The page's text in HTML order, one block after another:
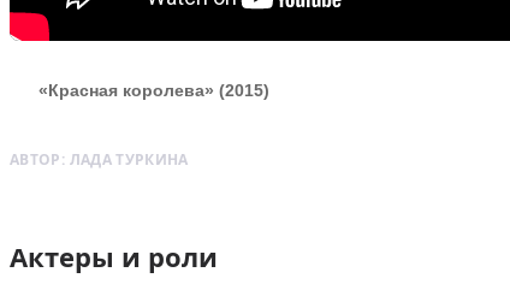
«Красная королева» (2015)
АВТОР: ЛАДА ТУРКИНА
Актеры и роли